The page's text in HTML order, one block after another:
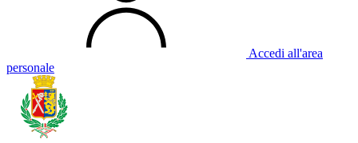
Accedi all'area
personale